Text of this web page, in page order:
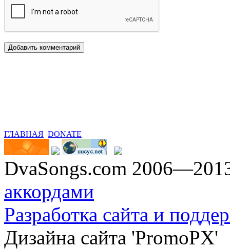
ГЛАВНАЯ DONATE
DvaSongs.com
аккордами
Разработка сайта и
Дизайна сайта 'PromoPX'